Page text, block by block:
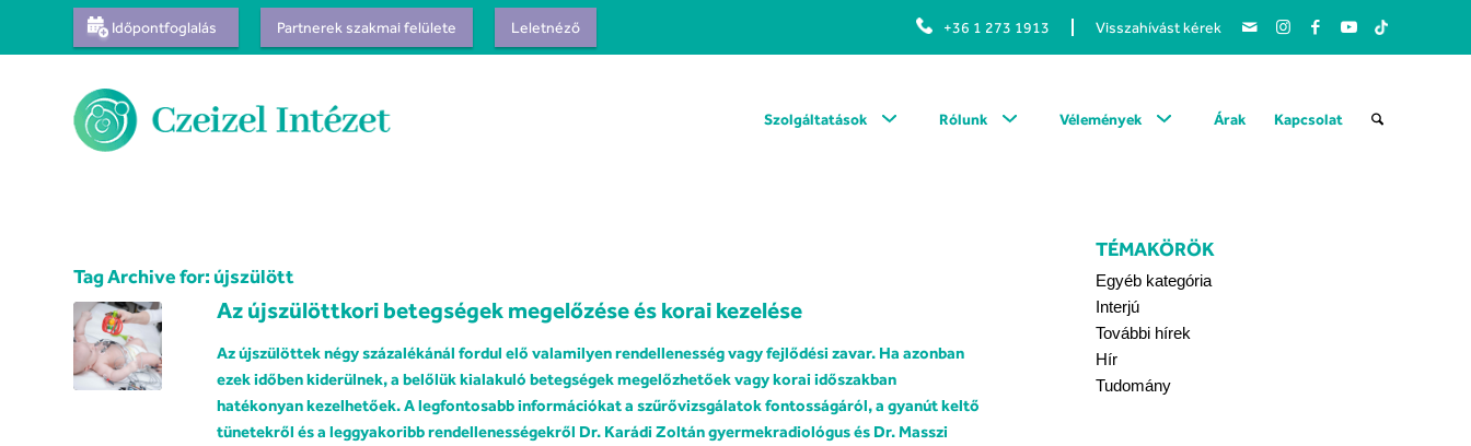
Időpontfoglalás Partnerek szakmai felülete Leletnéző +36 1 273 1913 Visszahívást kérek
Szolgáltatások Rólunk Vélemények Árak Kapcsolat
Tag Archive for: újszülött
Az újszülöttkori betegségek megelőzése és korai kezelése
Az újszülöttek négy százalékánál fordul elő valamilyen rendellenesség vagy fejlődési zavar. Ha azonban
ezek időben kiderülnek, a belőlük kialakuló betegségek megelőzhetőek vagy korai időszakban
hatékonyan kezelhetőek. A legfontosabb információkat a szűrővizsgálatok fontosságáról, a gyanút keltő
tünetekről és a leggyakoribb rendellenességekről Dr. Karádi Zoltán gyermekradiológus és Dr. Masszi
TÉMAKÖRÖK
Egyéb kategória
Interjú
További hírek
Hír
Tudomány